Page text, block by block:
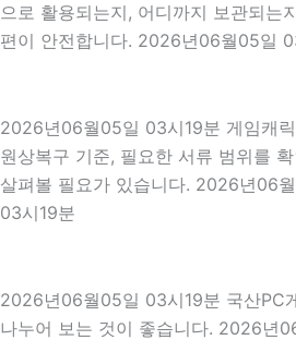
으로 활용되는지, 어디까지 보관되는
편이 안전합니다. 2026년06월05일
2026년06월05일 03시19분 게임캐
원상복구 기준, 필요한 서류 범위를
살펴볼 필요가 있습니다. 2026년06
03시19분
2026년06월05일 03시19분 국산PC
나누어 보는 것이 좋습니다. 2026년